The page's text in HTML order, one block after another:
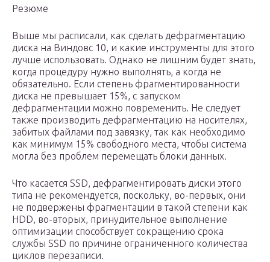
Резюме
Выше мы расписали, как сделать дефрагментацию
диска на Виндовс 10, и какие инструменты для этого
лучше использовать. Однако не лишним будет знать,
когда процедуру нужно выполнять, а когда не
обязательно. Если степень фрагментированности
диска не превышает 15%, с запуском
дефрагментации можно повременить. Не следует
также производить дефрагментацию на носителях,
забитых файлами под завязку, так как необходимо
как минимум 15% свободного места, чтобы система
могла без проблем перемещать блоки данных.
Что касается SSD, дефрагментировать диски этого
типа не рекомендуется, поскольку, во-первых, они
не подвержены фрагментации в такой степени как
HDD, во-вторых, принудительное выполнение
оптимизации способствует сокращению срока
службы SSD по причине ограниченного количества
циклов перезаписи.